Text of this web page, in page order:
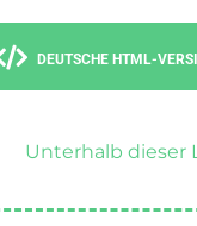
DEUTSCHE HTML-
Unterhalb dieser